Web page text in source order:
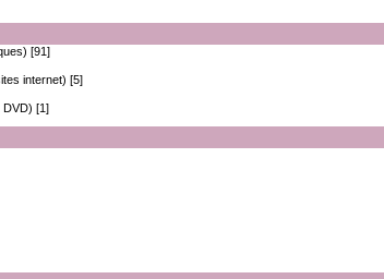
[91]
internet) [5]
DVD) [1]